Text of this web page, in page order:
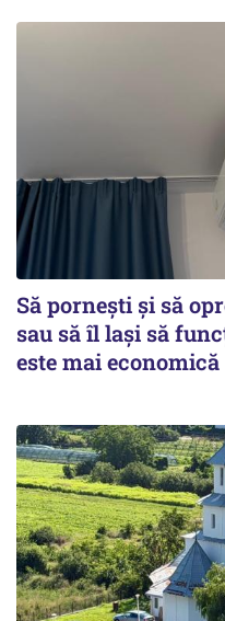
Să pornești și să
sau să îl lași să
este mai economică